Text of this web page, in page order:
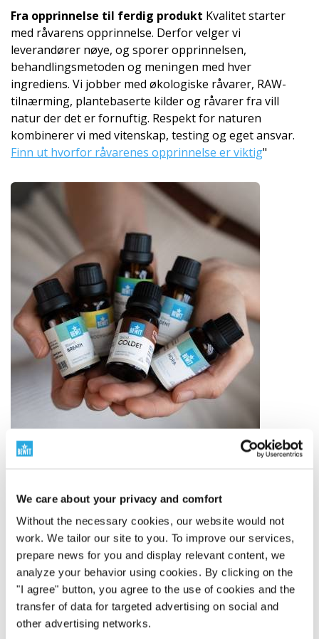
We care about your privacy and comfort
Without the necessary cookies, our website would not
work. We tailor our site to you. To improve our services,
prepare news for you and display relevant content, we
analyze your behavior using cookies. By clicking on the
"I agree" button, you agree to the use of cookies and the
transfer of data for targeted advertising on social and
other advertising networks.
Fra opprinnelse til ferdig produkt Kvalitet starter
med råvarens opprinnelse. Derfor velger vi
leverandører nøye, og sporer opprinnelsen,
behandlingsmetoden og meningen med hver
ingrediens. Vi jobber med økologiske råvarer, RAW-
tilnærming, plantebaserte kilder og råvarer fra vill
natur der det er fornuftig. Respekt for naturen
kombinerer vi med vitenskap, testing og eget ansvar.
Finn ut hvorfor råvarenes opprinnelse er viktig"
250 originale blandinger
BEWIT har skapt 250 originale blandinger av
essensielle oljer – fra enkle komposisjoner til
komplekse blandinger inspirert av aromaterapi,
tradisjon og moderne kunnskap.
Det handler ikke bare om kvantitet. Det handler om
dybde, egen utvikling og et gjennomtenkt økosystem